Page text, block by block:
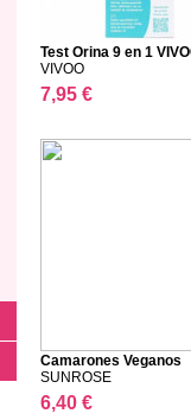
Test Orina 9 en 1
VIVOO
7,95 €
Camarones Veganos
SUNROSE
6,40 €